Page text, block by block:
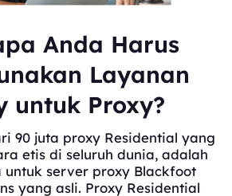
Anda Harus
Layanan
untuk Proxy?
90 juta proxy Residential yang
etis di seluruh dunia, adalah
untuk server proxy Blackfoot
yang asli. Proxy Residential